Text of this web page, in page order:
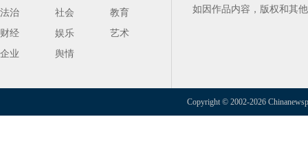
法治 社会
教育
财经
娱乐
艺术
企业
舆情
如因作品内容，版权和其
Copyright © 2002-2026